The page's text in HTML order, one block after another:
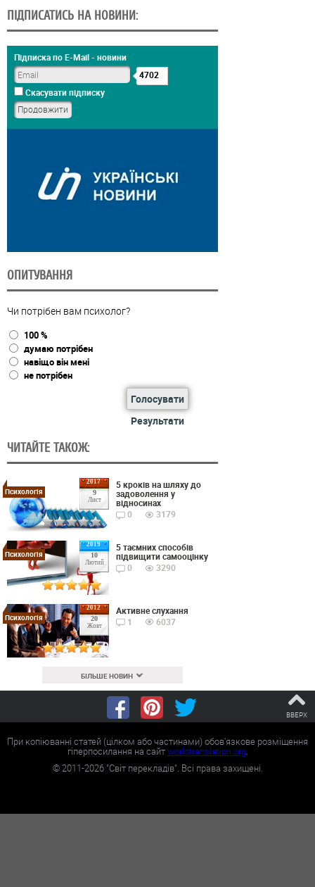
ПІДПИСАТИСЬ НА НОВИНИ:
Підписка по E-Mail - новини
4702
Скасувати підписку
ОПИТУВАННЯ
Чи потрібен вам психолог?
100 %
думаю потрібен
навіщо він мені
не потрібен
Голосувати
Результати
ЧИТАЙТЕ ТАКОЖ:
2017
9
Лист
Психологія
5 кроків на шляху до
задоволення у
відносинах
0
3179
2019
10
Лютий
Психологія
5 таємних способів
підвищити самооцінку
0
3290
2012
20
Жовт
Психологія
Активне слухання
1
6037
БІЛЬШЕ НОВИН
ВВЕРХ
При копіюванні статей (цілком або частинами) обов'язкове розміщення
гіперпосилання на сайтworldtranslation.org.
©2011-2026"Світ перекладів". Всі права захищені.